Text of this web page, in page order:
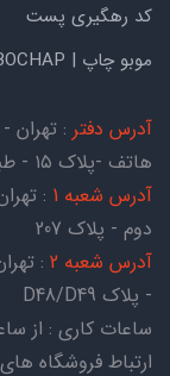
کد رهگیری پست
موبو چاپ | MOBOCHAP
آدرس دفتر : تهران
هاتف -پلاک ۱۵ - طبقه اول - واحد ۱
آدرس شعبه 1
:
دوم - پلاک 207
آدرس شعبه 2
:
- پلاک D48/D49
ساعات کاری : از ساعت 09:00 تا
ارتباط فروشگاه های